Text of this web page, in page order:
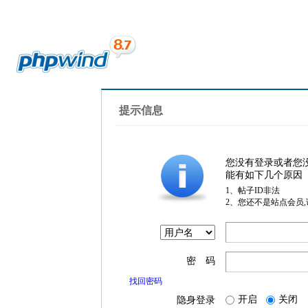
提示信息
您没有登录或者您
能有如下几个原因
1、帖子ID非法
2、您还不是站点会员
密 码
找回密码
隐身登录 开启 关闭